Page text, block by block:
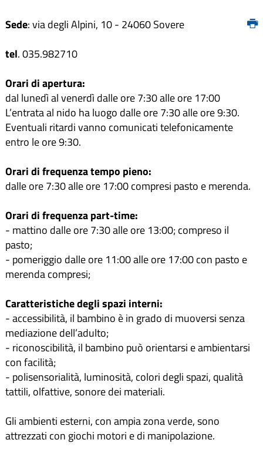
Sede: via degli Alpini, 10 - 24060 Sovere
tel. 035.982710
Orari di apertura:
dal lunedì al venerdì dalle ore 7:30 alle ore 17:00
L’entrata al nido ha luogo dalle ore 7:30 alle ore 9:30.
Eventuali ritardi vanno comunicati telefonicamente
entro le ore 9:30.
Orari di frequenza tempo pieno:
dalle ore 7:30 alle ore 17:00 compresi pasto e merenda.
Orari di frequenza part-time:
- mattino dalle ore 7:30 alle ore 13:00; compreso il
pasto;
- pomeriggio dalle ore 11:00 alle ore 17:00 con pasto e
merenda compresi;
Caratteristiche degli spazi interni:
- accessibilità, il bambino è in grado di muoversi senza
mediazione dell’adulto;
- riconoscibilità, il bambino può orientarsi e ambientarsi
con facilità;
- polisensorialità, luminosità, colori degli spazi, qualità
tattili, olfattive, sonore dei materiali.
Gli ambienti esterni, con ampia zona verde, sono
attrezzati con giochi motori e di manipolazione.